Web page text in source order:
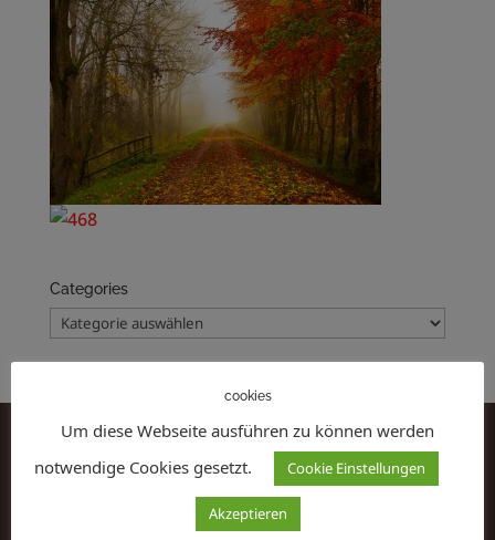
Categories
Categories
cookies
Um diese Webseite ausführen zu können werden
notwendige Cookies gesetzt.
Cookie Einstellungen
Akzeptieren